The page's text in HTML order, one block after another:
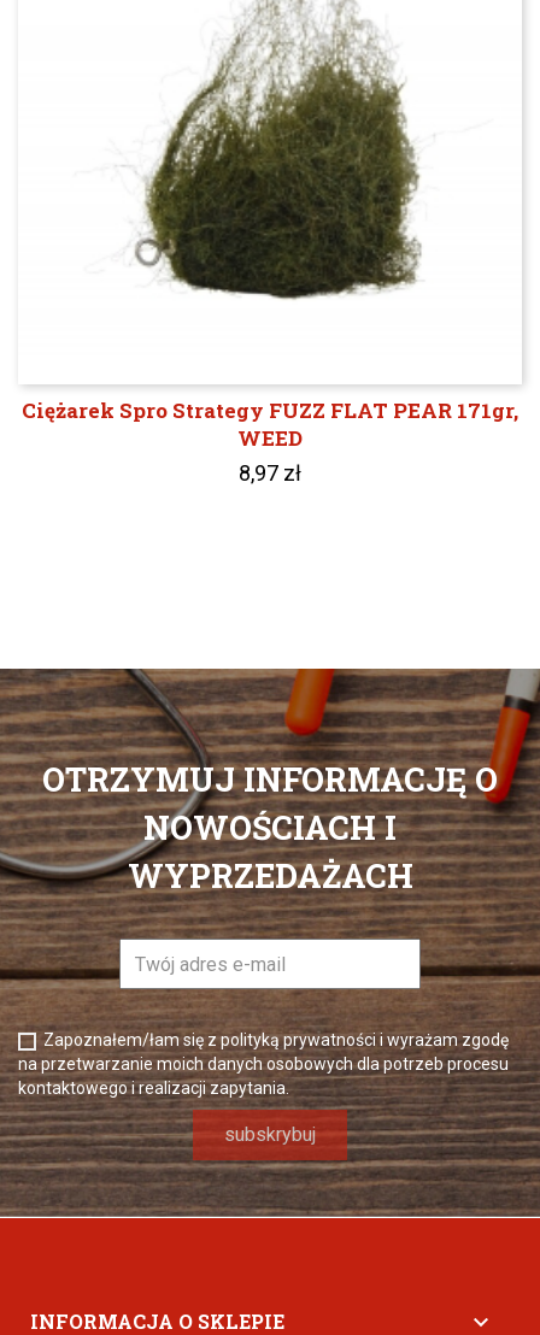
Ciężarek Spro Strategy FUZZ FLAT PEAR 171gr,
WEED
8,97 zł
OTRZYMUJ INFORMACJĘ O
NOWOŚCIACH I
WYPRZEDAŻACH
Zapoznałem/łam się z polityką prywatności i wyrażam zgodę
na przetwarzanie moich danych osobowych dla potrzeb procesu
kontaktowego i realizacji zapytania.
INFORMACJA O SKLEPIE 